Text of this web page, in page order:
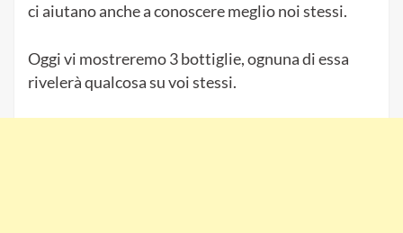
ci aiutano anche a conoscere meglio noi stessi.
Oggi vi mostreremo 3 bottiglie, ognuna di essa
rivelerà qualcosa su voi stessi.